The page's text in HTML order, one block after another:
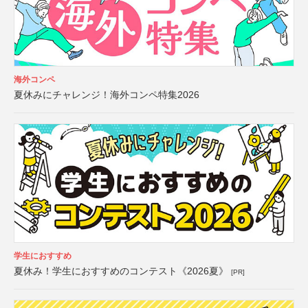
海外コンペ
夏休みにチャレンジ！海外コンペ特集2026
学生におすすめ
夏休み！学生におすすめのコンテスト《2026夏》 [PR]